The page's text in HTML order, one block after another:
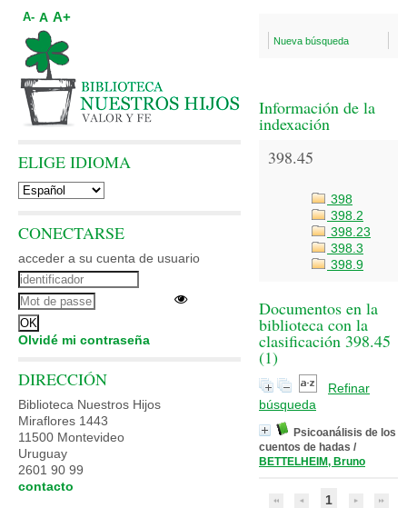
Nueva búsqueda
Información de la
indexación
398.45
398
398.2
398.23
398.3
398.9
Documentos en la
biblioteca con la
clasificación 398.45
(1)
Refinar
búsqueda
Psicoanálisis de los
cuentos de hadas /
BETTELHEIM, Bruno
1
A- A A+
ELIGE IDIOMA
CONECTARSE
acceder a su cuenta de usuario
Olvidé mi contraseña
DIRECCIÓN
Biblioteca Nuestros Hijos
Miraflores 1443
11500 Montevideo
Uruguay
2601 90 99
contacto